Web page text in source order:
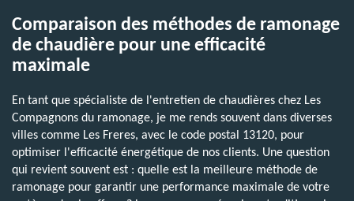
Comparaison des méthodes de ramonage
de chaudière pour une efficacité
maximale
En tant que spécialiste de l'entretien de chaudières chez Les
Compagnons du ramonage, je me rends souvent dans diverses
villes comme Les Freres, avec le code postal 13120, pour
optimiser l'efficacité énergétique de nos clients. Une question
qui revient souvent est : quelle est la meilleure méthode de
ramonage pour garantir une performance maximale de votre